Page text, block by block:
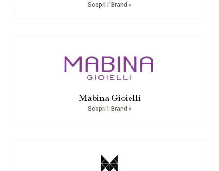
Scopri il Brand »
Mabina Gioielli
Scopri il Brand »